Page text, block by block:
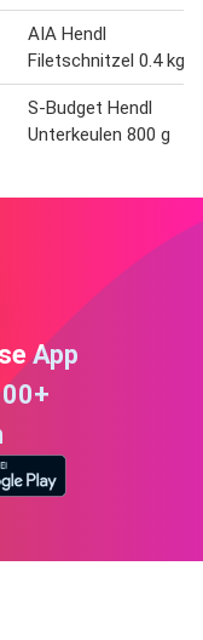
AIA Hendl
Filetschnitzel 0.4 kg
S-Budget Hendl
Unterkeulen 800 g
App